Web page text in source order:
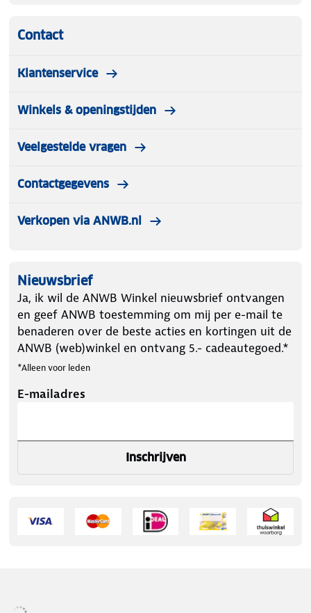
Contact
Klantenservice
Winkels & openingstijden
Veelgestelde vragen
Contactgegevens
Verkopen via ANWB.nl
Nieuwsbrief
Ja, ik wil de ANWB Winkel nieuwsbrief ontvangen
en geef ANWB toestemming om mij per e-mail te
benaderen over de beste acties en kortingen uit de
ANWB (web)winkel en ontvang 5.- cadeautegoed.*
*Alleen voor leden
E-mailadres
Inschrijven